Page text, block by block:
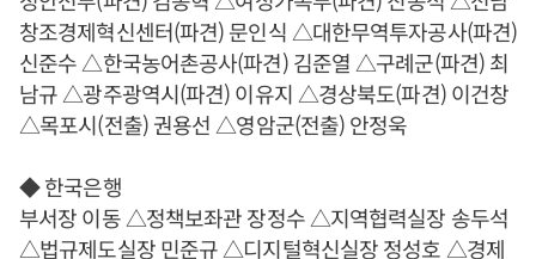
창조경제혁신센터(파견) 문인식 △대한무역투자공사(파견)
신준수 △한국농어촌공사(파견) 김준열 △구례군(파견) 최
남규 △광주광역시(파견) 이유지 △경상북도(파견) 이건창
△목포시(전출) 권용선 △영암군(전출) 안정욱
◆ 한국은행
부서장 이동 △정책보좌관 장정수 △지역협력실장 송두석
△법규제도실장 민준규 △디지털혁신실장 정성호 △경제